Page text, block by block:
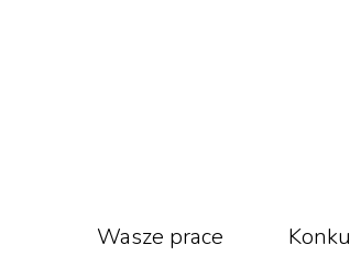
Wasze prace